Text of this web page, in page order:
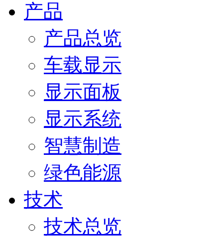
产品
产品总览
车载显示
显示面板
显示系统
智慧制造
绿色能源
技术
技术总览